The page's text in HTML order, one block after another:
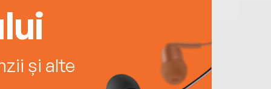
și alte